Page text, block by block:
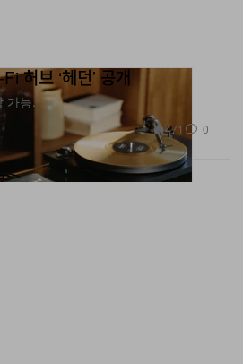
허브 ‘헤던’ 공개
가능.
471 0